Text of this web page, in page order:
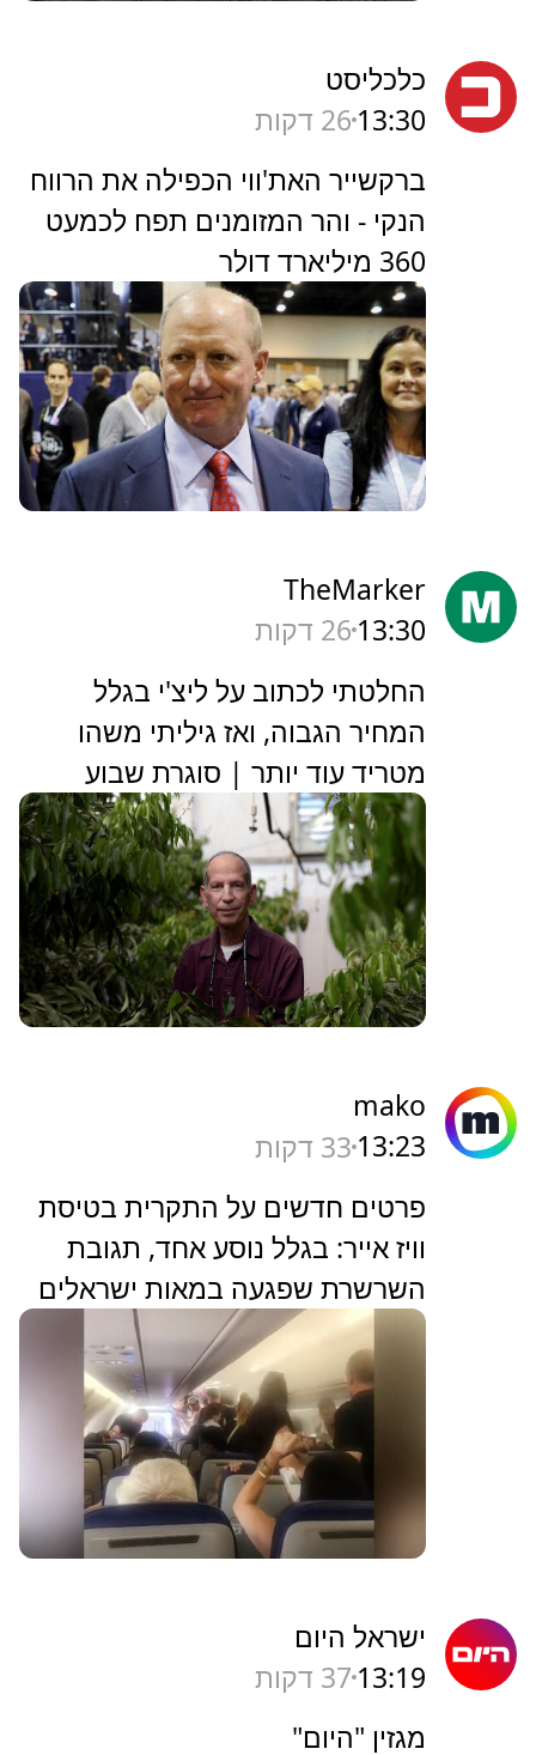
כלכליסט
13:30 26 דקות
ברקשייר האת'ווי הכפילה את הרווח
הנקי - והר המזומנים תפח לכמעט
360 מיליארד דולר
TheMarker
13:30 26 דקות
‏החלטתי לכתוב על ליצ'י בגלל
המחיר הגבוה, ואז גיליתי משהו
מטריד עוד יותר | סוגרת שבוע
mako
13:23 33 דקות
פרטים חדשים על התקרית בטיסת
וויז אייר: בגלל נוסע אחד, תגובת
השרשרת שפגעה במאות ישראלים
ישראל היום
13:19 37 דקות
מגזין "היום"